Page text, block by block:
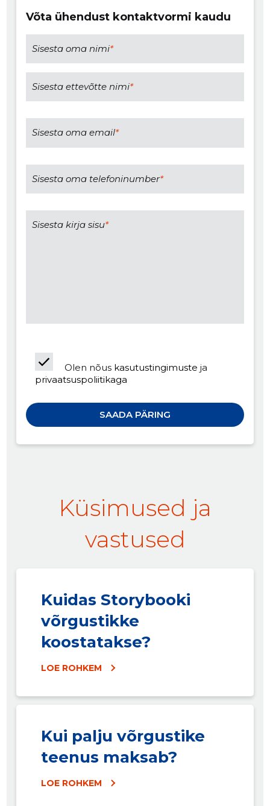
Võta ühendust kontaktvormi kaudu
Olen nõus kasutustingimuste ja
privaatsuspoliitikaga
Küsimused ja
vastused
Kuidas Storybooki
võrgustikke
koostatakse?
LOE ROHKEM
Kui palju võrgustike
teenus maksab?
LOE ROHKEM